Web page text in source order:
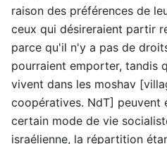
raison des préférences de
ceux qui désireraient partir
parce qu'il n'y a pas de
pourraient emporter, tandis
vivent dans les moshav
coopératives. NdT] peuvent
certain mode de vie
israélienne, la répartition